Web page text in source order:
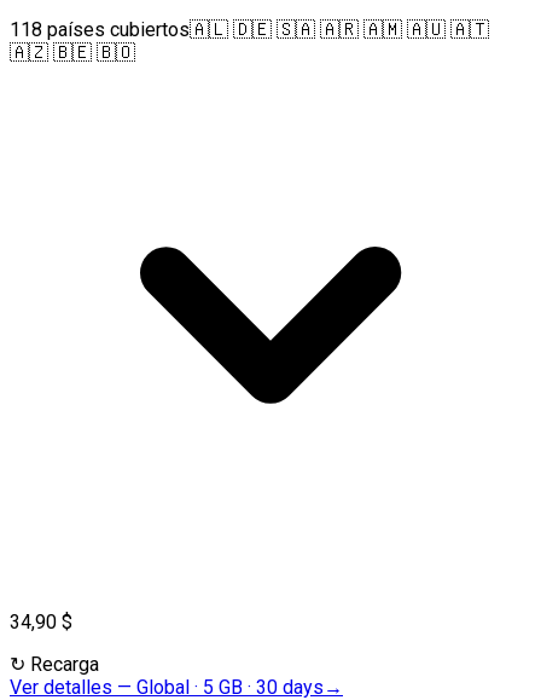
118 países cubiertos🇦🇱 🇩🇪 🇸🇦 🇦🇷 🇦🇲 🇦🇺 🇦🇹
🇦🇿 🇧🇪 🇧🇴
34,90 $
↻ Recarga
Ver detalles — Global · 5 GB · 30 days →